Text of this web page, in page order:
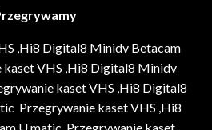
,Hi8 Digital8 Minidv Betacam
VHS ,Hi8 Digital8 Minidv
kaset VHS ,Hi8 Digital8
Przegrywanie kaset VHS ,Hi8